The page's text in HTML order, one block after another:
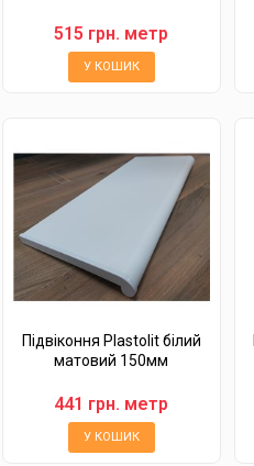
515 грн. метр
У КОШИК
Підвіконня Plastolit білий
матовий 150мм
441 грн. метр
У КОШИК